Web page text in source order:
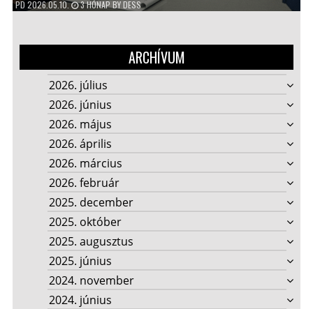
PD 2026.05.10. 3 HÓNAPBYDESS
ARCHÍVUM
2026. július
2026. június
2026. május
2026. április
2026. március
2026. február
2025. december
2025. október
2025. augusztus
2025. június
2024. november
2024. június